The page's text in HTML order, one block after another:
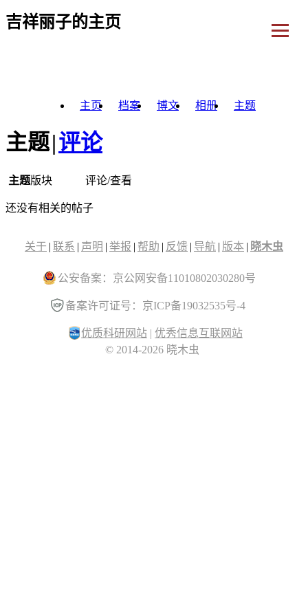
吉祥丽子的主页
主页 档案 博文 相册 主题
主题|评论
主题版块 评论/查看
还没有相关的帖子
关于 | 联系 | 声明 | 举报 | 帮助 | 反馈 | 导航 | 版本 | 晓木虫
公安备案：京公网安备11010802030280号
备案许可证号：京ICP备19032535号-4
优质科研网站 | 优秀信息互联网站
© 2014-2026 晓木虫